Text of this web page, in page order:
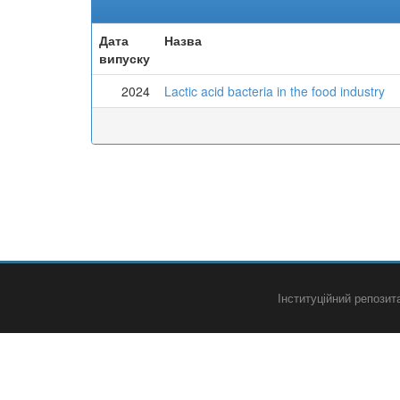
Дата
випуску
Назва
2024 Lactic acid bacteria in the food industry
Інституційний